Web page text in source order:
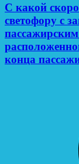
С какой
светофору с
конца